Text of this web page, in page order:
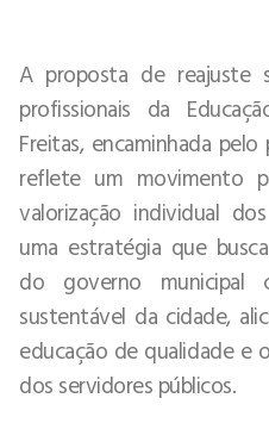
A proposta de reajuste
profissionais da
Freitas, encaminhada
reflete um movimento
valorização individual
uma estratégia que
do governo municipal
sustentável da cidade,
educação de qualidade e
dos servidores públicos.